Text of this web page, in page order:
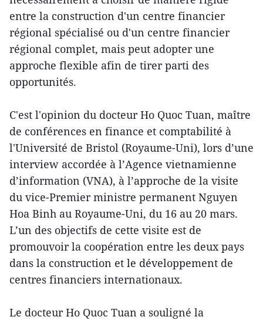
entre la construction d'un centre financier
régional spécialisé ou d'un centre financier
régional complet, mais peut adopter une
approche flexible afin de tirer parti des
opportunités.
C'est l'opinion du docteur Ho Quoc Tuan, maître
de conférences en finance et comptabilité à
l'Université de Bristol (Royaume-Uni), lors d’une
interview accordée à l’Agence vietnamienne
d’information (VNA), à l’approche de la visite
du vice-Premier ministre permanent Nguyen
Hoa Binh au Royaume-Uni, du 16 au 20 mars.
L’un des objectifs de cette visite est de
promouvoir la coopération entre les deux pays
dans la construction et le développement de
centres financiers internationaux.
Le docteur Ho Quoc Tuan a souligné la